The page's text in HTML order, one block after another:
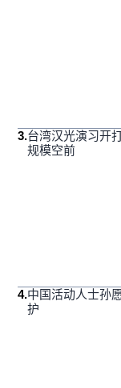
3.台湾汉光演习开打 后备动
规模空前
4.中国活动人士孙
护